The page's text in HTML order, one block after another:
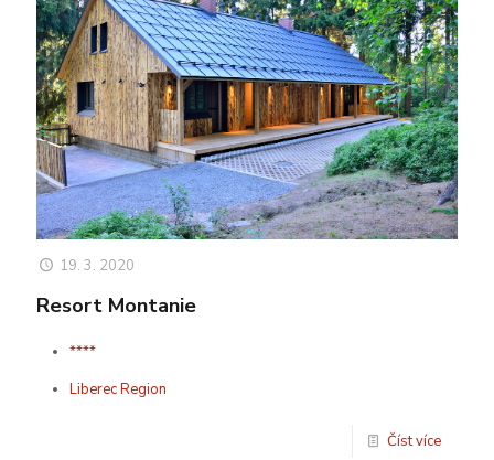
19. 3. 2020
Resort Montanie
****
Liberec Region
Číst více